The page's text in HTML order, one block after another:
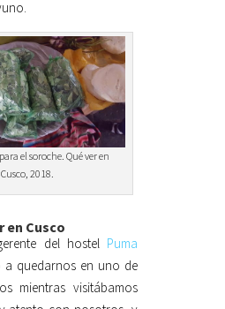
el soroche. Qué ver en
Cusco, 2018.
en Cusco
del hostel Puma
a quedarnos en uno de
mientras visitábamos